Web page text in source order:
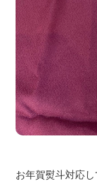
お年賀熨斗対応し